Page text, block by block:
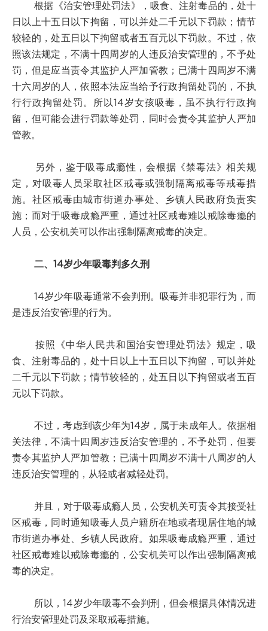
根据《治安管理处罚法》，吸食、注射毒品的，处十
日以上十五日以下拘留，可以并处二千元以下罚款；情节
较轻的，处五日以下拘留或者五百元以下罚款。不过，依
照该法规定，不满十四周岁的人违反治安管理的，不予处
罚，但是应当责令其监护人严加管教；已满十四周岁不满
十六周岁的人，依照本法应当给予行政拘留处罚的，不执
行行政拘留处罚。所以14岁女孩吸毒，虽不执行行政拘
留，但可能会进行罚款等处罚，同时会责令其监护人严加
管教。
另外，鉴于吸毒成瘾性，会根据《禁毒法》相关规
定，对吸毒人员采取社区戒毒或强制隔离戒毒等戒毒措
施。社区戒毒由城市街道办事处、乡镇人民政府负责实
施；而对于吸毒成瘾严重，通过社区戒毒难以戒除毒瘾的
人员，公安机关可以作出强制隔离戒毒的决定。
二、14岁少年吸毒判多久刑
14岁少年吸毒通常不会判刑。吸毒并非犯罪行为，而
是违反治安管理的行为。
按照《中华人民共和国治安管理处罚法》规定，吸
食、注射毒品的，处十日以上十五日以下拘留，可以并处
二千元以下罚款；情节较轻的，处五日以下拘留或者五百
元以下罚款。
不过，考虑到该少年为14岁，属于未成年人。依据相
关法律，不满十四周岁违反治安管理的，不予处罚，但要
责令其监护人严加管教；已满十四周岁不满十八周岁的人
违反治安管理的，从轻或者减轻处罚。
并且，对于吸毒成瘾人员，公安机关可责令其接受社
区戒毒，同时通知吸毒人员户籍所在地或者现居住地的城
市街道办事处、乡镇人民政府。如果吸毒成瘾严重，通过
社区戒毒难以戒除毒瘾的，公安机关可以作出强制隔离戒
毒的决定。
所以，14岁少年吸毒不会判刑，但会根据具体情况进
行治安管理处罚及采取戒毒措施。